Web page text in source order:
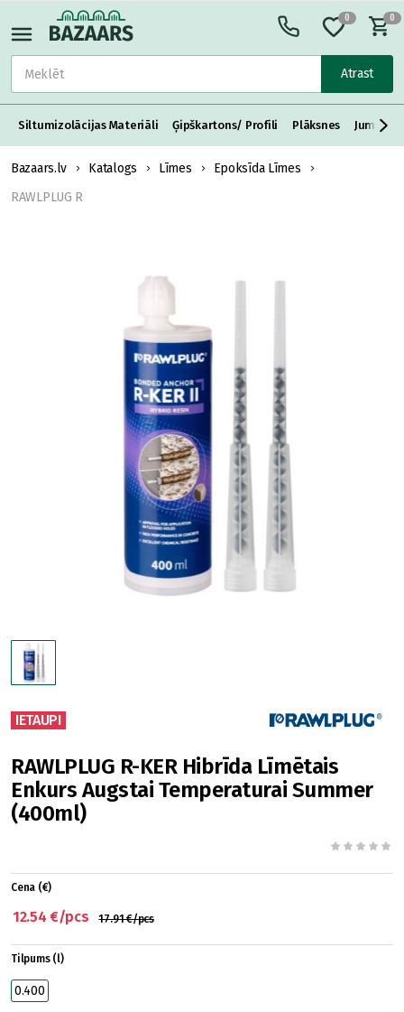
Atrast
0 0
Siltumizolācijas Materiāli Ģipškartons/ Profili Plāksnes Jumta
Bazaars.lv Katalogs Līmes
Epoksīda Līmes
RAWLPLUG R
IETAUPI
RAWLPLUG R-KER Hibrīda Līmētais
Enkurs Augstai Temperaturai Summer
(400ml)
Cena (€)
17.91 €/pcs
12.54 €/pcs
Tilpums (l)
0.400